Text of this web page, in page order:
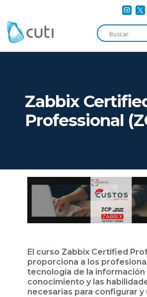
 
Zabbix
Professional
El curso Zabbix Certified
proporciona a los
tecnología de la información
conocimiento y las
necesarias para configurar y